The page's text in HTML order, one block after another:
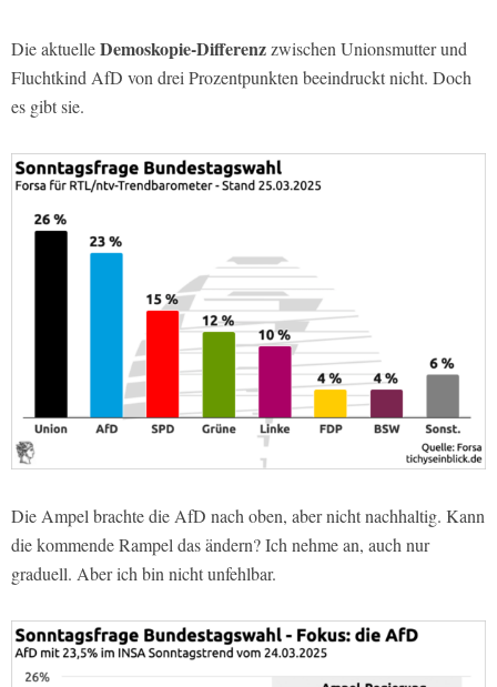
Die aktuelleDemoskopie-Differenzzwischen Unionsmutter und
Fluchtkind AfD von drei Prozentpunkten beeindruckt nicht. Doch
es gibt sie.
Die Ampel brachte die AfD nach oben, aber nicht nachhaltig. Kann
die kommende Rampel das ändern? Ich nehme an, auch nur
graduell. Aber ich bin nicht unfehlbar.